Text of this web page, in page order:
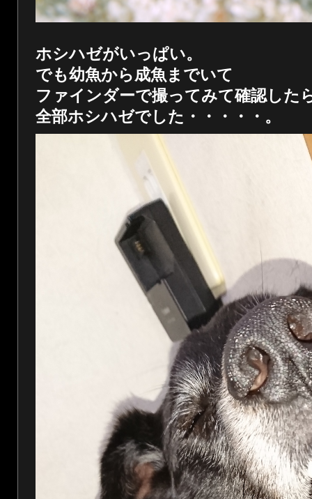
ホシハゼがいっぱい。
でも幼魚から成魚までいて
ファインダーで撮ってみて確認した
全部ホシハゼでした・・・・・。